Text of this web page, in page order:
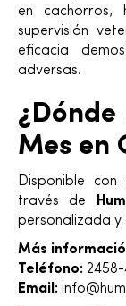
en cachorros,
supervisión
eficacia
adversas.
Mes en
Disponible
través de
personalizada y
Más
Teléfono: 2458-
Email: